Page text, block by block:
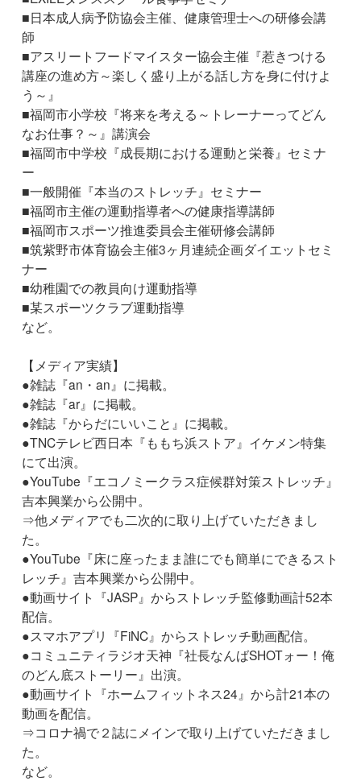
■日本成人病予防協会主催、健康管理士への研修会講
師
■アスリートフードマイスター協会主催『惹きつける
講座の進め方～楽しく盛り上がる話し方を身に付けよ
う～』
■福岡市小学校『将来を考える～トレーナーってどん
なお仕事？～』講演会
■福岡市中学校『成長期における運動と栄養』セミナ
ー
■一般開催『本当のストレッチ』セミナー
■福岡市主催の運動指導者への健康指導講師
■福岡市スポーツ推進委員会主催研修会講師
■筑紫野市体育協会主催3ヶ月連続企画ダイエットセミ
ナー
■幼稚園での教員向け運動指導
■某スポーツクラブ運動指導
など。
【メディア実績】
●雑誌『an・an』に掲載。
●雑誌『ar』に掲載。
●雑誌『からだにいいこと』に掲載。
●TNCテレビ西日本『ももち浜ストア』イケメン特集
にて出演。
●YouTube『エコノミークラス症候群対策ストレッチ』
吉本興業から公開中。
⇒他メディアでも二次的に取り上げていただきまし
た。
●YouTube『床に座ったまま誰にでも簡単にできるスト
レッチ』吉本興業から公開中。
●動画サイト『JASP』からストレッチ監修動画計52本
配信。
●スマホアプリ『FiNC』からストレッチ動画配信。
●コミュニティラジオ天神『社長なんばSHOTォー！俺
のどん底ストーリー』出演。
●動画サイト『ホームフィットネス24』から計21本の
動画を配信。
⇒コロナ禍で２誌にメインで取り上げていただきまし
た。
など。